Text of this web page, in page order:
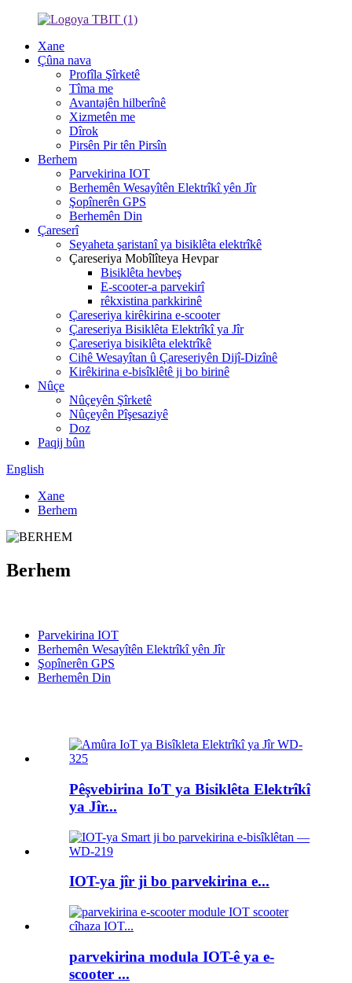
Xane
Çûna nava
Profîla Şîrketê
Tîma me
Avantajên hilberînê
Xizmetên me
Dîrok
Pirsên Pir tên Pirsîn
Berhem
Parvekirina IOT
Berhemên Wesayîtên Elektrîkî yên Jîr
Şopînerên GPS
Berhemên Din
Çareserî
Seyaheta şaristanî ya bisiklêta elektrîkê
Çareseriya Mobîlîteya Hevpar
Bisiklêta hevbeş
E-scooter-a parvekirî
rêkxistina parkkirinê
Çareseriya kirêkirina e-scooter
Çareseriya Bisiklêta Elektrîkî ya Jîr
Çareseriya bisiklêta elektrîkê
Cihê Wesayîtan û Çareseriyên Dijî-Dizînê
Kirêkirina e-bisîklêtê ji bo birinê
Nûçe
Nûçeyên Şîrketê
Nûçeyên Pîşesaziyê
Doz
Paqij bûn
English
Xane
Berhem
Berhem
Parvekirina IOT
Berhemên Wesayîtên Elektrîkî yên Jîr
Şopînerên GPS
Berhemên Din
Pêşvebirina IoT ya Bisiklêta Elektrîkî
ya Jîr...
IOT-ya jîr ji bo parvekirina e...
parvekirina modula IOT-ê ya e-
scooter ...